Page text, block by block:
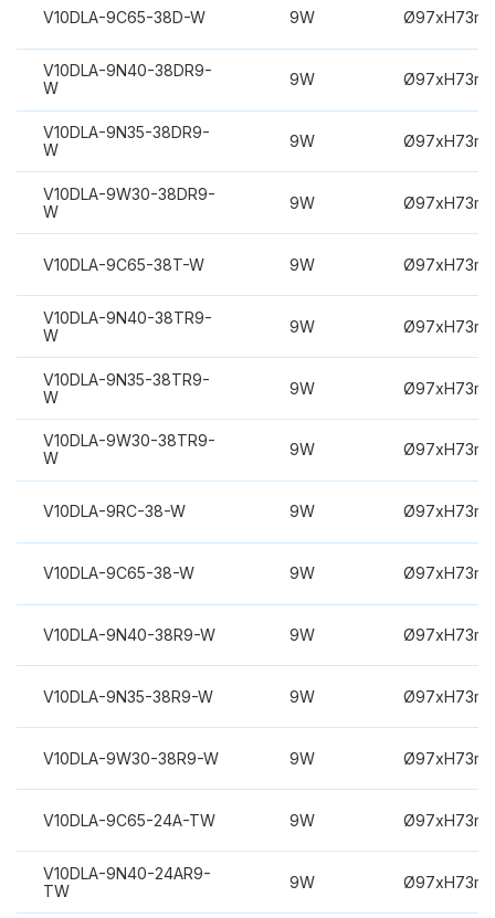
V10DLA-9C65-38D-W 9W
V10DLA-9N40-38DR9-
W
9W
V10DLA-9N35-38DR9-
W
9W
V10DLA-9W30-38DR9-
W
9W
V10DLA-9C65-38T-W 9W
V10DLA-9N40-38TR9-
W
9W
V10DLA-9N35-38TR9-
W
9W
V10DLA-9W30-38TR9-
W
9W
V10DLA-9RC-38-W 9W
V10DLA-9C65-38-W 9W
V10DLA-9N40-38R9-W 9W
V10DLA-9N35-38R9-W 9W
V10DLA-9W30-38R9-W 9W
V10DLA-9C65-24A-TW 9W
V10DLA-9N40-24AR9-
TW
9W